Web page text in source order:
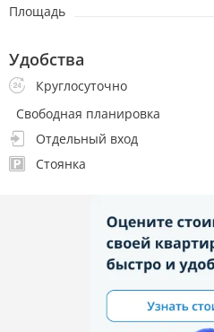
Площадь
Удобства
Круглосуточно
Свободная планировка
Отдельный вход
Стоянка